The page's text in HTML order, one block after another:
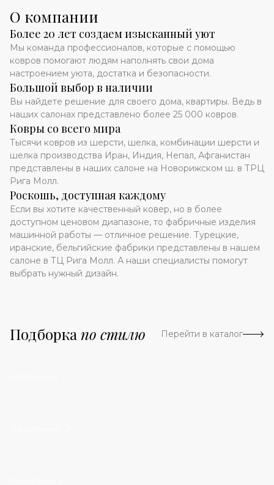
О компании
Более 20 лет создаем изысканный уют
Мы команда профессионалов, которые с помощью
ковров помогают людям наполнять свои дома
настроением уюта, достатка и безопасности.
Большой выбор в наличии
Вы найдете решение для своего дома, квартиры. Ведь в
наших салонах представлено более 25 000 ковров.
Ковры со всего мира
Тысячи ковров из шерсти, шелка, комбинации шерсти и
шелка производства Иран, Индия, Непал, Афганистан
представлены в наших салоне на Новорижском ш. в ТРЦ
Рига Молл.
Роскошь, доступная каждому
Если вы хотите качественный ковер, но в более
доступном ценовом диапазоне, то фабричные изделия
машинной работы — отличное решение. Турецкие,
иранские, бельгийские фабрики представлены в нашем
салоне в ТЦ Рига Молл. А наши специалисты помогут
выбрать нужный дизайн.
Подборка по стилю Перейти в каталог